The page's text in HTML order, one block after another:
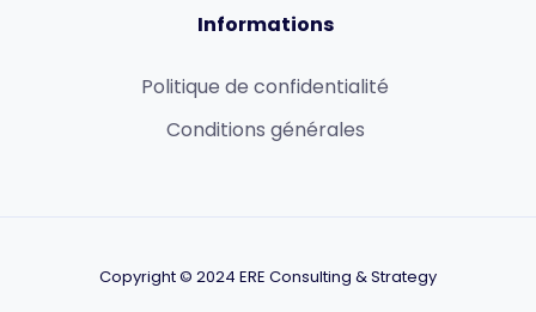
Informations
Politique de confidentialité
Conditions générales
Copyright © 2024 ERE Consulting & Strategy